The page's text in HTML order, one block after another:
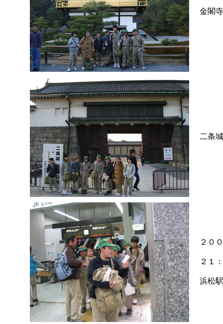
金閣寺
二条
２０
２１
浜松